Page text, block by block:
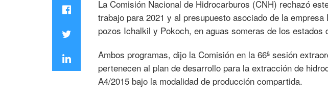
La Comisión Nacional de Hidrocarburos (CNH) rechazó
trabajo para 2021 y al presupuesto asociado de la
pozos Ichalkil y Pokoch, en aguas someras de los estados
Ambos programas, dijo la Comisión en la 66ª sesión
pertenecen al plan de desarrollo para la extracción de
A4/2015 bajo la modalidad de producción compartida.